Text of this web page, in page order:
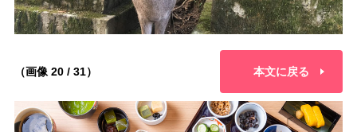
（画像 20 / 31） 本文に戻る